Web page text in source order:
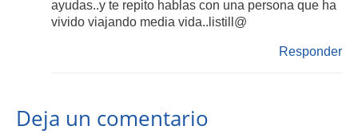
ayudas..y te repito hablas con una persona que ha
vivido viajando media vida..listill@
Responder
Deja un comentario